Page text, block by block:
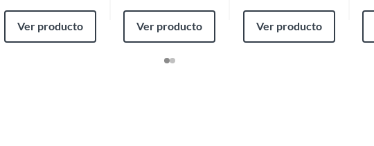
Ver producto Ver producto Ver producto